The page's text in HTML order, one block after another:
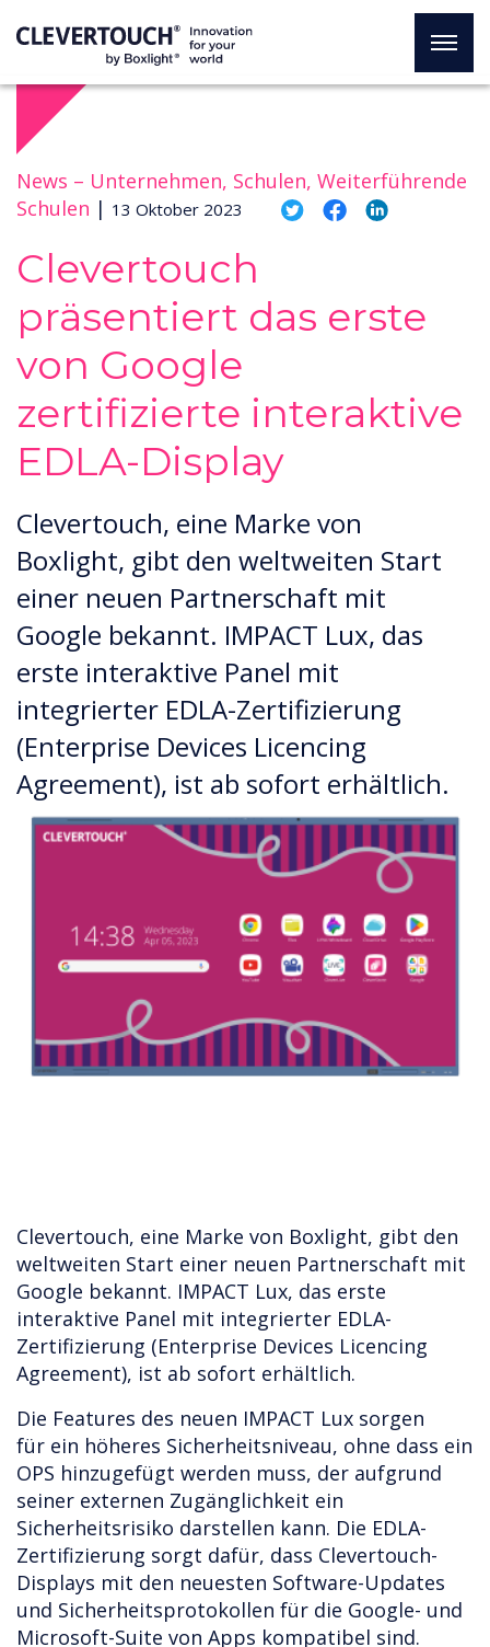
News – Unternehmen, Schulen, Weiterführende
Schulen | 13 Oktober 2023
Clevertouch
präsentiert das erste
von Google
zertifizierte interaktive
EDLA-Display
Clevertouch, eine Marke von
Boxlight, gibt den weltweiten Start
einer neuen Partnerschaft mit
Google bekannt. IMPACT Lux, das
erste interaktive Panel mit
integrierter EDLA-Zertifizierung
(Enterprise Devices Licencing
Agreement), ist ab sofort erhältlich.
Clevertouch, eine Marke von Boxlight, gibt den
weltweiten Start einer neuen Partnerschaft mit
Google bekannt. IMPACT Lux, das erste
interaktive Panel mit integrierter EDLA-
Zertifizierung (Enterprise Devices Licencing
Agreement), ist ab sofort erhältlich.
Die Features des neuen IMPACT Lux sorgen
für ein höheres Sicherheitsniveau, ohne dass ein
OPS hinzugefügt werden muss, der aufgrund
seiner externen Zugänglichkeit ein
Sicherheitsrisiko darstellen kann. Die EDLA-
Zertifizierung sorgt dafür, dass Clevertouch-
Displays mit den neuesten Software-Updates
und Sicherheitsprotokollen für die Google- und
Microsoft-Suite von Apps kompatibel sind.